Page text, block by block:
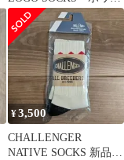
ト
¥3,500
CHALLENGER
NATIVE SOCKS 新品未